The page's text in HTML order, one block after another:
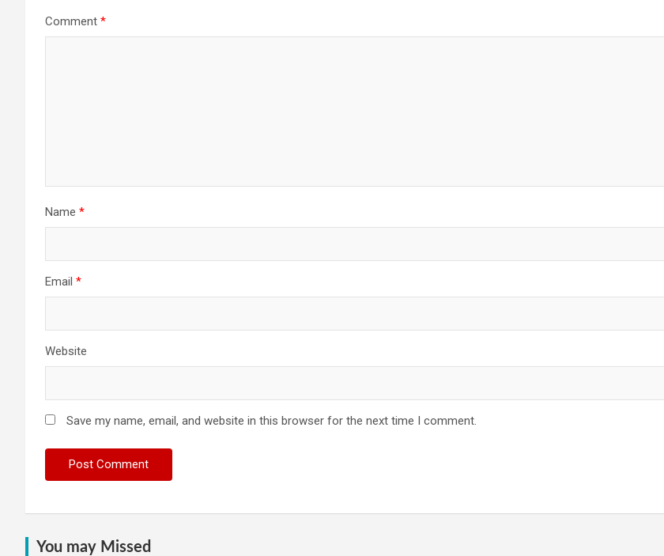
Comment *
Name *
Email *
Website
Save my name, email, and website in this browser for the next time I comment.
You may Missed